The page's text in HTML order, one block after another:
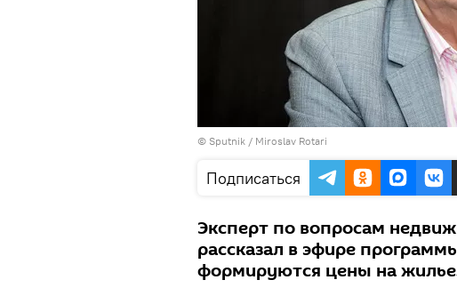
© Sputnik / Miroslav Rotari
Подписаться
Эксперт по вопросам
рассказал в эфире
формируются цены на